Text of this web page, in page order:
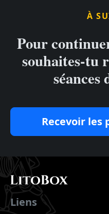
À
Pour
souhaites-tu
séances
Recevoir les
Liens